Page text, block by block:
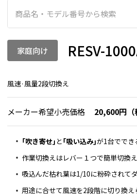
家庭向け RESV-
風速·風量2段切換え
メーカー希望小売価格 20,600円（
｢吹き寄せ｣ と ｢吸い込み｣が1台ででき
作業切換えはレバー１つで簡単切換え
吸込んだ枯れ葉は1/10に粉砕されて
用途に合せて風速を2段階に切り換え